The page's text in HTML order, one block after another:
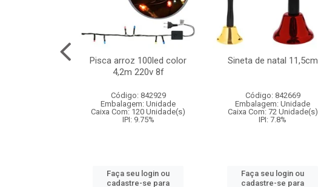
Pisca arroz 100led color
4,2m 220v 8f
Código: 842929
Embalagem: Unidade
Caixa Com: 120 Unidade(s)
IPI: 9.75%
Faça seu login ou
cadastre-se para
Sineta de natal 11,5cm
Código: 842669
Embalagem: Unidade
Caixa Com: 72 Unidade(s)
IPI: 7.8%
Faça seu login ou
cadastre-se para